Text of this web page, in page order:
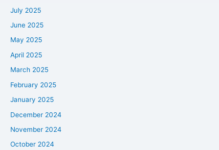
July 2025
June 2025
May 2025
April 2025
March 2025
February 2025
January 2025
December 2024
November 2024
October 2024